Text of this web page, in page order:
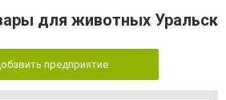
для животных Уральск
предприятие